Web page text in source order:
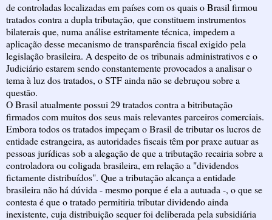
de controladas localizadas em países com os quais o Brasil firmou
tratados contra a dupla tributação, que constituem instrumentos
bilaterais que, numa análise estritamente técnica, impedem a
aplicação desse mecanismo de transparência fiscal exigido pela
legislação brasileira. A despeito de os tribunais administrativos e o
Judiciário estarem sendo constantemente provocados a analisar o
tema à luz dos tratados, o STF ainda não se debruçou sobre a
questão.
O Brasil atualmente possui 29 tratados contra a bitributação
firmados com muitos dos seus mais relevantes parceiros comerciais.
Embora todos os tratados impeçam o Brasil de tributar os lucros de
entidade estrangeira, as autoridades fiscais têm por praxe autuar as
pessoas jurídicas sob a alegação de que a tributação recairia sobre a
controladora ou coligada brasileira, em relação a "dividendos
fictamente distribuídos". Que a tributação alcança a entidade
brasileira não há dúvida - mesmo porque é ela a autuada -, o que se
contesta é que o tratado permitiria tributar dividendo ainda
inexistente, cuja distribuição sequer foi deliberada pela subsidiária